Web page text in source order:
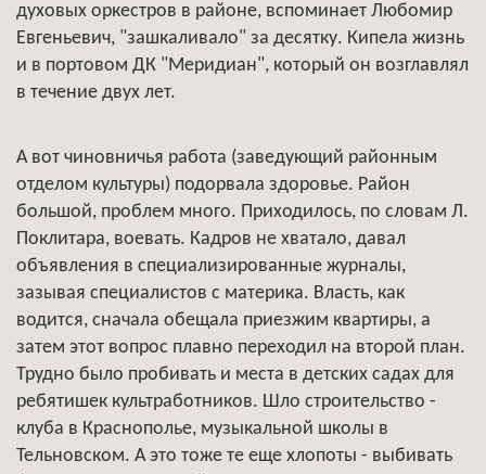
духовых оркестров в районе, вспоминает Любомир
Евгеньевич, "зашкаливало" за десятку. Кипела жизнь
и в портовом ДК "Меридиан", который он возглавлял
в течение двух лет.
А вот чиновничья работа (заведующий районным
отделом культуры) подорвала здоровье. Район
большой, проблем много. Приходилось, по словам Л.
Поклитара, воевать. Кадров не хватало, давал
объявления в специализированные журналы,
зазывая специалистов с материка. Власть, как
водится, сначала обещала приезжим квартиры, а
затем этот вопрос плавно переходил на второй план.
Трудно было пробивать и места в детских садах для
ребятишек культработников. Шло строительство -
клуба в Краснополье, музыкальной школы в
Тельновском. А это тоже те еще хлопоты - выбивать